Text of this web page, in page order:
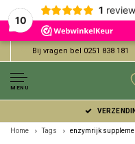
10
1 review
Bij vragen bel 0251 838 181
MENU
Home Tags enzymrijk